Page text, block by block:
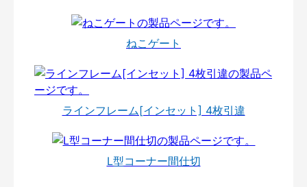
ねこゲート
ラインフレーム[インセット] 4枚引違
L型コーナー間仕切